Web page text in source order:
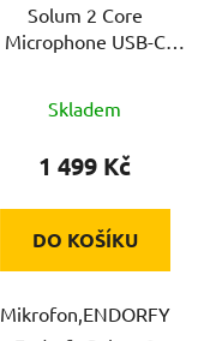
Solum 2 Core
Microphone USB-C
Skladem
1 499 Kč
DO KOŠÍKU
Mikrofon,ENDORFY